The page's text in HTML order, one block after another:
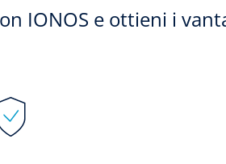
IONOS e ottieni i